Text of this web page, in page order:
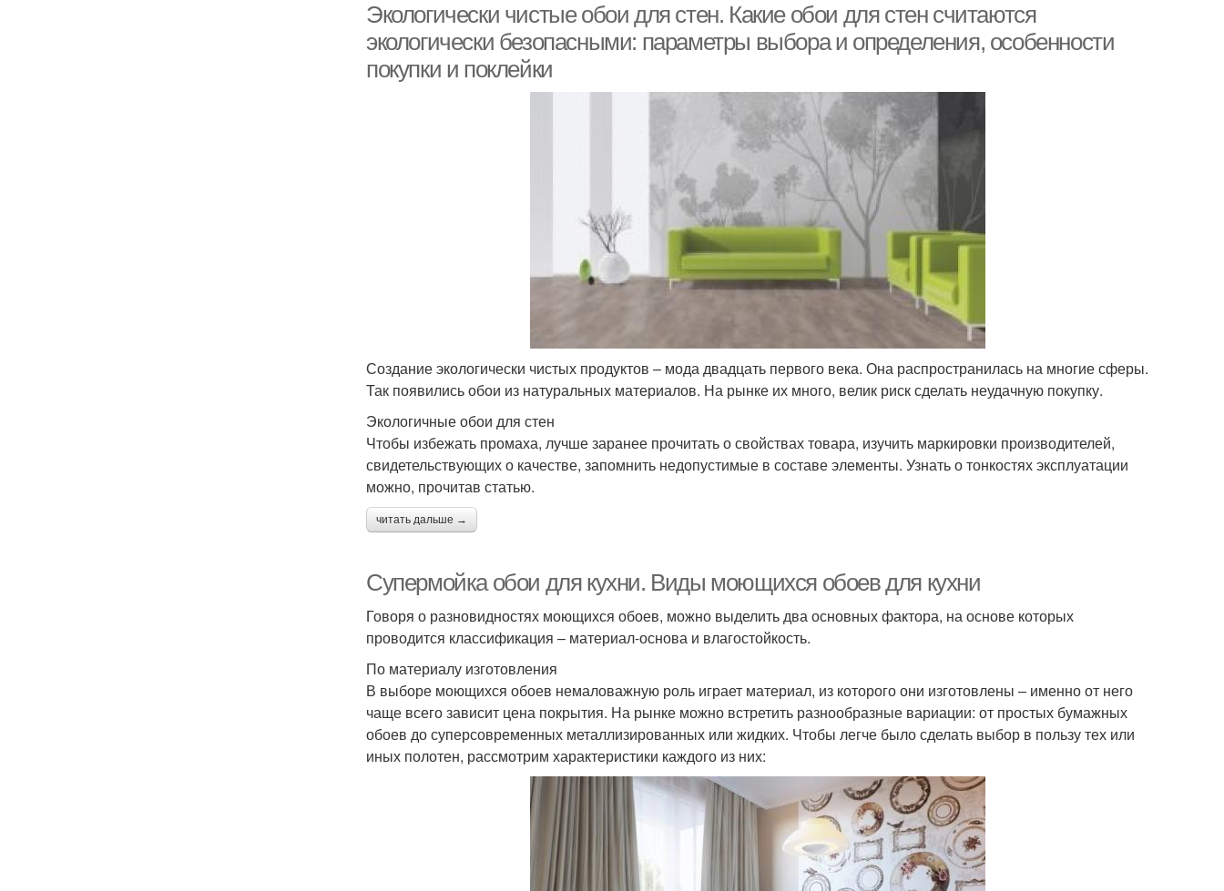
Экологически чистые обои для стен. Какие обои для стен считаются
экологически безопасными: параметры выбора и определения, особенности
покупки и поклейки
Создание экологически чистых продуктов – мода двадцать первого века. Она распространилась на многие сферы.
Так появились обои из натуральных материалов. На рынке их много, велик риск сделать неудачную покупку.
Экологичные обои для стен
Чтобы избежать промаха, лучше заранее прочитать о свойствах товара, изучить маркировки производителей,
свидетельствующих о качестве, запомнить недопустимые в составе элементы. Узнать о тонкостях эксплуатации
можно, прочитав статью.
читать дальше →
Супермойка обои для кухни. Виды моющихся обоев для кухни
Говоря о разновидностях моющихся обоев, можно выделить два основных фактора, на основе которых
проводится классификация – материал-основа и влагостойкость.
По материалу изготовления
В выборе моющихся обоев немаловажную роль играет материал, из которого они изготовлены – именно от него
чаще всего зависит цена покрытия. На рынке можно встретить разнообразные вариации: от простых бумажных
обоев до суперсовременных металлизированных или жидких. Чтобы легче было сделать выбор в пользу тех или
иных полотен, рассмотрим характеристики каждого из них: